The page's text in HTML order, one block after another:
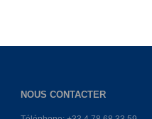
NOUS CONTACTER